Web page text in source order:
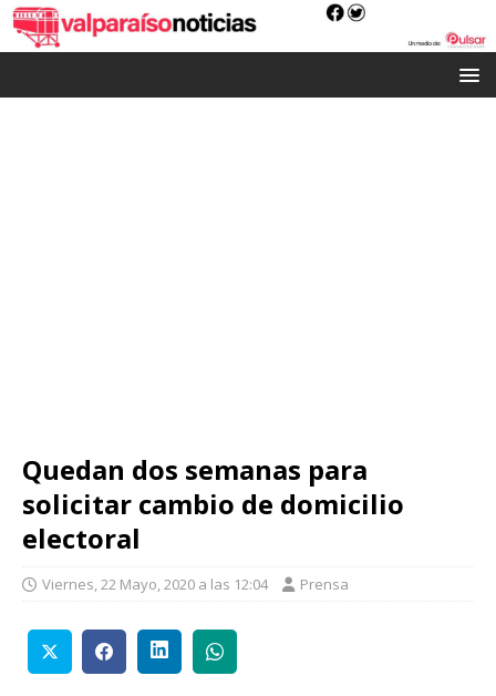
Quedan dos semanas para
solicitar cambio de domicilio
electoral
Viernes, 22 Mayo, 2020 a las 12:04 Prensa